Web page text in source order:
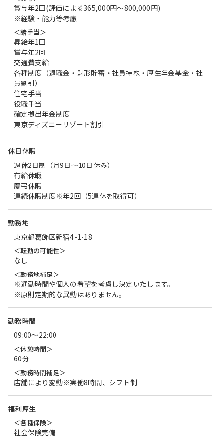
賞与年2回(評価による365,000円～800,000円)
※経験・能力等考慮
＜諸手当＞
昇給年1回
賞与年2回
交通費支給
各種制度（退職金・財形貯蓄・社員持株・厚生年金基金・社
員割引）
住宅手当
役職手当
確定拠出年金制度
東京ディズニーリゾート割引
休日休暇
週休2日制（月9日～10日休み）
有給休暇
慶弔休暇
連続休暇制度※年2回（5連休を取得可）
勤務地
東京都葛飾区新宿4-1-18
＜転勤の可能性＞
なし
＜勤務地補足＞
※通勤時間や個人の希望を考慮し決定いたします。
※原則定期的な異動はありません。
勤務時間
09:00〜22:00
＜休憩時間＞
60分
＜勤務時間補足＞
店舗により変動※実働8時間、シフト制
福利厚生
＜各種保険＞
社会保険完備